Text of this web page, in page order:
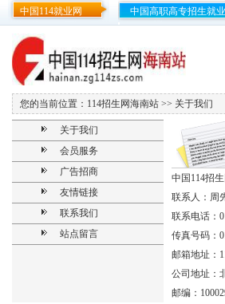
中国114就业网 中国高职高专招生就
您的当前位置： 114招生网海南站 >> 关于我们
关于我们
会员服务
广告招商
友情链接
联系我们
站点留言
中国114招生
联系人：周
联系电话：
传真号码：
邮箱地址：
公司地址：
邮编：